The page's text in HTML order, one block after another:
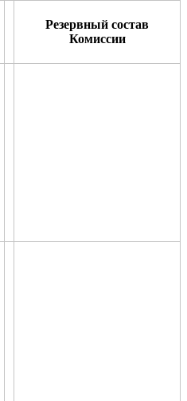
Резервный состав
Комиссии